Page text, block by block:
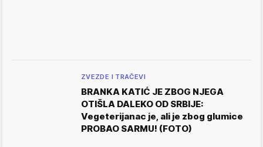
ZVEZDE I TRAČEVI
BRANKA KATIĆ JE ZBOG NJEGA
OTIŠLA DALEKO OD SRBIJE:
Vegeterijanac je, ali je zbog glumice
PROBAO SARMU! (FOTO)